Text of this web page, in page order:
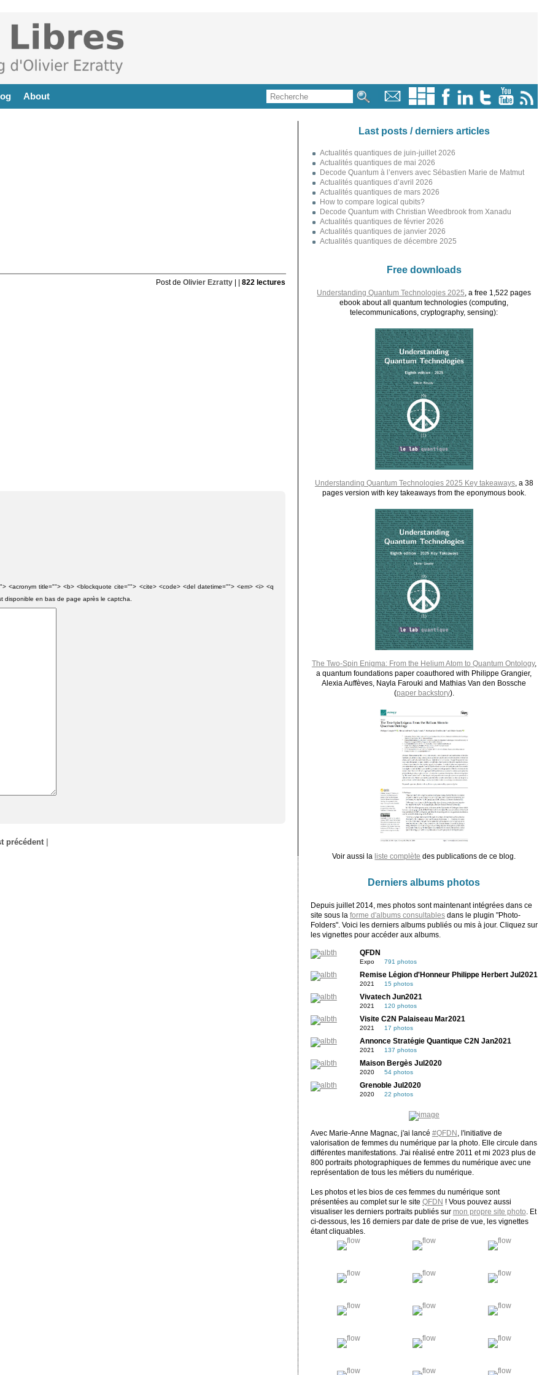
About
Post de Olivier Ezratty| | 822 lectures
<acronym title=""> <b> <blockquote cite=""> <cite> <code> <del datetime=""> <em> <i> <q
disponible en bas de page après le captcha.
précédent|
Last posts / derniers articles
Actualités quantiques de juin-juillet 2026
Actualités quantiques de mai 2026
Decode Quantum à l’envers avec Sébastien Marie de Matmut
Actualités quantiques d’avril 2026
Actualités quantiques de mars 2026
How to compare logical qubits?
Decode Quantum with Christian Weedbrook from Xanadu
Actualités quantiques de février 2026
Actualités quantiques de janvier 2026
Actualités quantiques de décembre 2025
Free downloads
Understanding Quantum Technologies 2025 , a free 1,522 pages
ebook about all quantum technologies (computing,
telecommunications, cryptography, sensing):
Understanding Quantum Technologies 2025 Key takeaways, a 38
pages version with key takeaways from the eponymous book.
The Two-Spin Enigma: From the Helium Atom to Quantum Ontology,
a quantum foundations paper coauthored with Philippe Grangier,
Alexia Auffèves, Nayla Farouki and Mathias Van den Bossche
(paper backstory).
Voir aussi la liste complète des publications de ce blog.
Derniers albums photos
Depuis juillet 2014, mes photos sont maintenant intégrées dans ce
site sous la forme d'albums consultablesdans le plugin "Photo-
Folders". Voici les derniers albums publiés ou mis à jour. Cliquez sur
les vignettes pour accéder aux albums.
QFDN
Expo 791 photos
Remise Légion d'Honneur Philippe Herbert Jul2021
2021 15 photos
Vivatech Jun2021
2021 120 photos
Visite C2N Palaiseau Mar2021
2021 17 photos
Annonce Stratégie Quantique C2N Jan2021
2021 137 photos
Maison Bergès Jul2020
2020 54 photos
Grenoble Jul2020
2020 22 photos
Avec Marie-Anne Magnac, j'ai lancé #QFDN
, l'initiative de
valorisation de femmes du numérique par la photo. Elle circule dans
différentes manifestations. J'ai réalisé entre 2011 et mi 2023 plus de
800 portraits photographiques de femmes du numérique avec une
représentation de tous les métiers du numérique.
Les photos et les bios de ces femmes du numérique sont
présentées au complet sur le site QFDN ! Vous pouvez aussi
visualiser les derniers portraits publiés sur mon propre site photo . Et
ci-dessous, les 16 derniers par date de prise de vue, les vignettes
étant cliquables.